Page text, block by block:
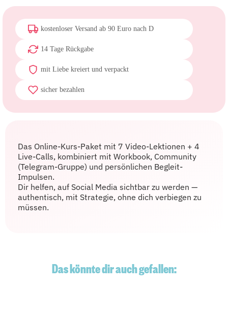
kostenloser Versand ab 90 Euro nach D
14 Tage Rückgabe
mit Liebe kreiert und verpackt
sicher bezahlen
Das Online-Kurs-Paket mit 7 Video-Lektionen + 4
Live-Calls, kombiniert mit Workbook, Community
(Telegram-Gruppe) und persönlichen Begleit-
Impulsen.
Dir helfen, auf Social Media sichtbar zu werden —
authentisch, mit Strategie, ohne dich verbiegen zu
müssen.
Das könnte dir auch gefallen: